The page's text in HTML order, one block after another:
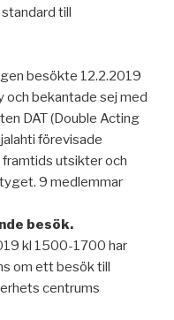
till
besökte 12.2.2019
och bekantade sej med
DAT (Double Acting
förevisade
utsikter och
9 medlemmar
besök.
kl 1500-1700 har
om ett besök till
centrums